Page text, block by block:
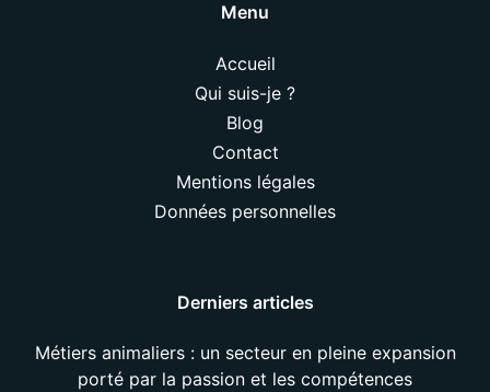
Menu
Accueil
Qui suis-je ?
Blog
Contact
Mentions légales
Données personnelles
Derniers articles
Métiers animaliers : un secteur en pleine expansion
porté par la passion et les compétences